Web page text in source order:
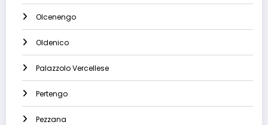
Olcenengo
Oldenico
Palazzolo Vercellese
Pertengo
Pezzana